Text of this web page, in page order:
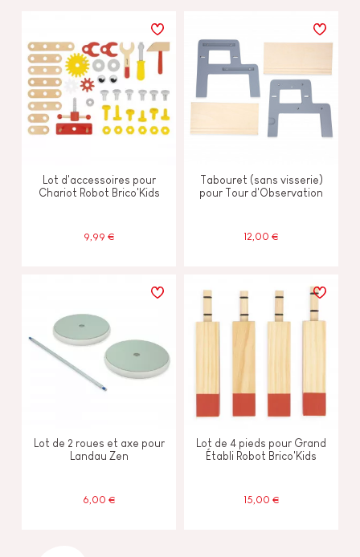
Lot d'accessoires pour
Chariot Robot Brico'Kids
9,99 €
Tabouret (sans visserie)
pour Tour d'Observation
12,00 €
Lot de 2 roues et axe pour
Landau Zen
6,00 €
Lot de 4 pieds pour Grand
Établi Robot Brico'Kids
15,00 €